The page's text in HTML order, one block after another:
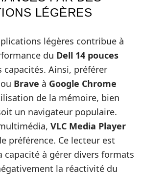
LÉGÈRES
légères contribue à
du Dell 14 pouces
capacités. Ainsi, préférer
ou Brave à Google Chrome
de la mémoire, bien
un navigateur populaire.
VLC Media Player
préférence. Ce lecteur est
capacité à gérer divers formats
la réactivité du